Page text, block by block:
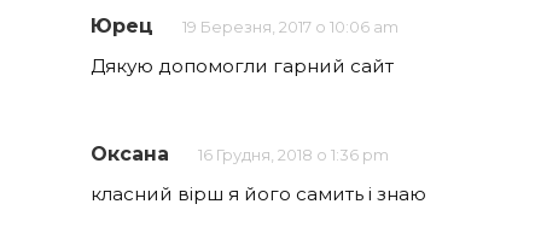
Юрец 19 Березня, 2017 о 10:06 am
Дякую допомогли гарний сайт
Оксана 16 Грудня, 2018 о 1:36 pm
класний вірш я його самить і знаю